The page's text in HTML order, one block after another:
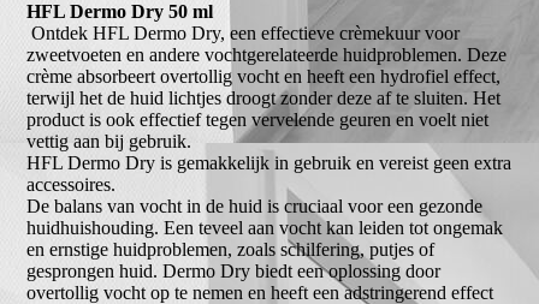
HFL Dermo Dry 50 ml
Ontdek HFL Dermo Dry, een effectieve crèmekuur voor
zweetvoeten en andere vochtgerelateerde huidproblemen. Deze
crème absorbeert overtollig vocht en heeft een hydrofiel effect,
terwijl het de huid lichtjes droogt zonder deze af te sluiten. Het
product is ook effectief tegen vervelende geuren en voelt niet
vettig aan bij gebruik.
HFL Dermo Dry is gemakkelijk in gebruik en vereist geen extra
accessoires.
De balans van vocht in de huid is cruciaal voor een gezonde
huidhuishouding. Een teveel aan vocht kan leiden tot ongemak
en ernstige huidproblemen, zoals schilfering, putjes of
gesprongen huid. Dermo Dry biedt een oplossing door
overtollig vocht op te nemen en heeft een adstringerend effect